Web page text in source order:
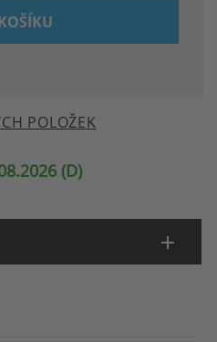
POLOŽEK
(D)